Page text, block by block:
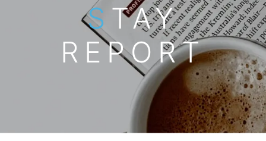
STAY
REPORT